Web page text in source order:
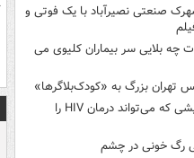
صنعتی نصیرآباد با یک فوتی و
چه بلایی سر بیماران کلیوی می
تهران بزرگ به «کودک‌بلاگرها»
قرص آزمایشی که می‌تواند درمان HIV را
رگ خونی در چشم